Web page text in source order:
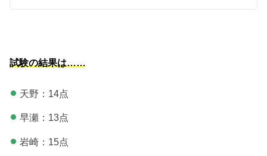
試験の結果は……
天野：14点
早瀬：13点
岩崎：15点